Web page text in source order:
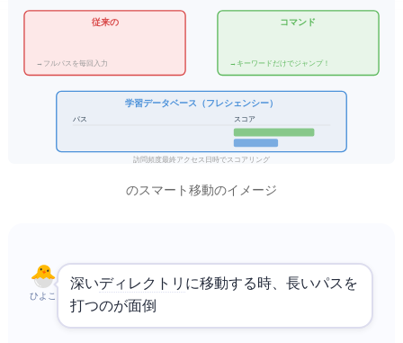
従来の cd
→ フルパスを毎回入力…
zoxide (z コマンド)
→ キーワードだけでジャンプ！
学習データベース（フレシェンシー）
パス スコア
訪問頻度×最終アクセス日時でスコアリング
zoxide のスマート移動のイメージ
ひよこ
深いディレクトリ に移動する時、長いパスを
打つのが面倒…